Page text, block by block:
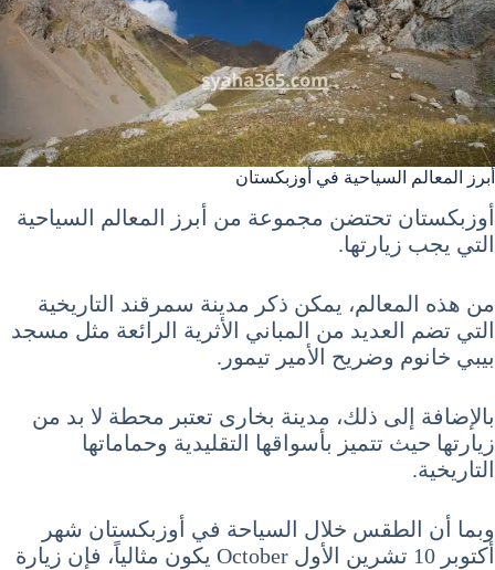
أبرز المعالم السياحية في أوزبكستان
أوزبكستان تحتضن مجموعة من أبرز المعالم السياحية
التي يجب زيارتها.
من هذه المعالم، يمكن ذكر مدينة سمرقند التاريخية
التي تضم العديد من المباني الأثرية الرائعة مثل مسجد
بيبي خانوم وضريح الأمير تيمور.
بالإضافة إلى ذلك، مدينة بخارى تعتبر محطة لا بد من
زيارتها حيث تتميز بأسواقها التقليدية وحماماتها
التاريخية.
وبما أن الطقس خلال السياحة في أوزبكستان شهر
أكتوبر 10 تشرين الأول October يكون مثالياً، فإن زيارة